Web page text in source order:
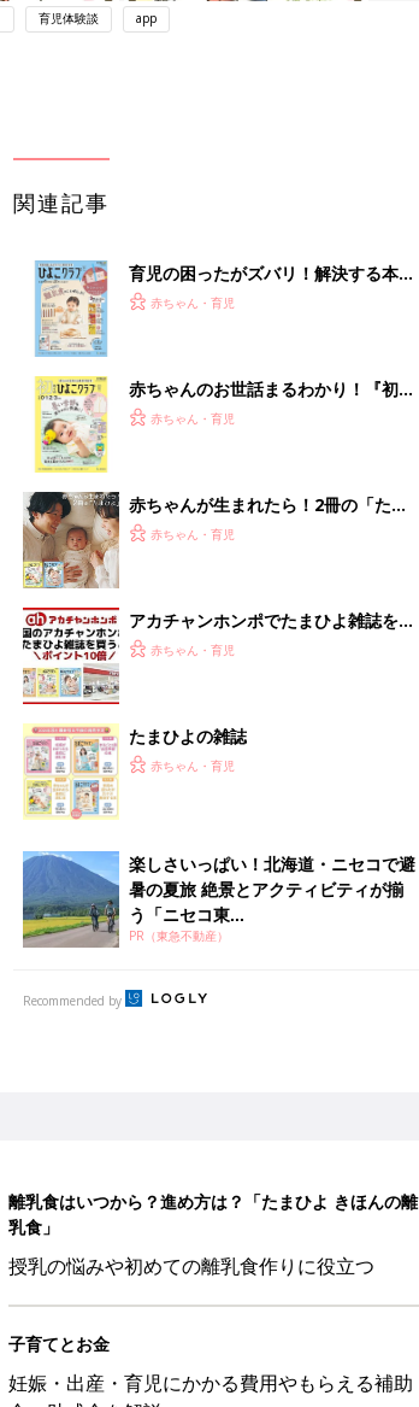
育児体験談 app
関連記事
育児の困ったがズバリ！解決する本
『ひよこクラブ 秋号』 4カ月～2才
赤ちゃん・育児
赤ちゃんのお世話まるわかり！『初め
てのひよこクラブ 夏号』〈巻頭大特
赤ちゃん・育児
赤ちゃんが生まれたら！2冊の「たま
ひよ」
赤ちゃん・育児
アカチャンホンポでたまひよ雑誌を買
うとポイント10倍【期間限定】
赤ちゃん・育児
たまひよの雑誌
赤ちゃん・育児
楽しさいっぱい！北海道・ニセコで避
暑の夏旅 絶景とアクティビティが揃
う「ニセコ東...
PR（東急不動産）
Recommended by
離乳食はいつから？進め方は？「たまひよ きほんの離
乳食」
授乳の悩みや初めての離乳食作りに役立つ
子育てとお金
妊娠・出産・育児にかかる費用やもらえる補助